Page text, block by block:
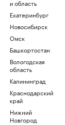
и область
Екатеринбург
Новосибирск
Омск
Башкортостан
Вологодская
область
Калининград
Краснодарский
край
Нижний
Новгород